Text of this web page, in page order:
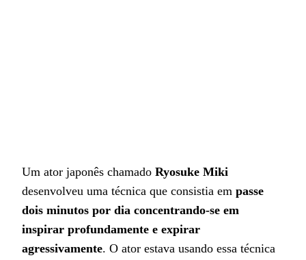
Um ator japonês chamado Ryosuke Miki
desenvolveu uma técnica que consistia em passe
dois minutos por dia concentrando-se em
inspirar profundamente e expirar
agressivamente. O ator estava usando essa técnica